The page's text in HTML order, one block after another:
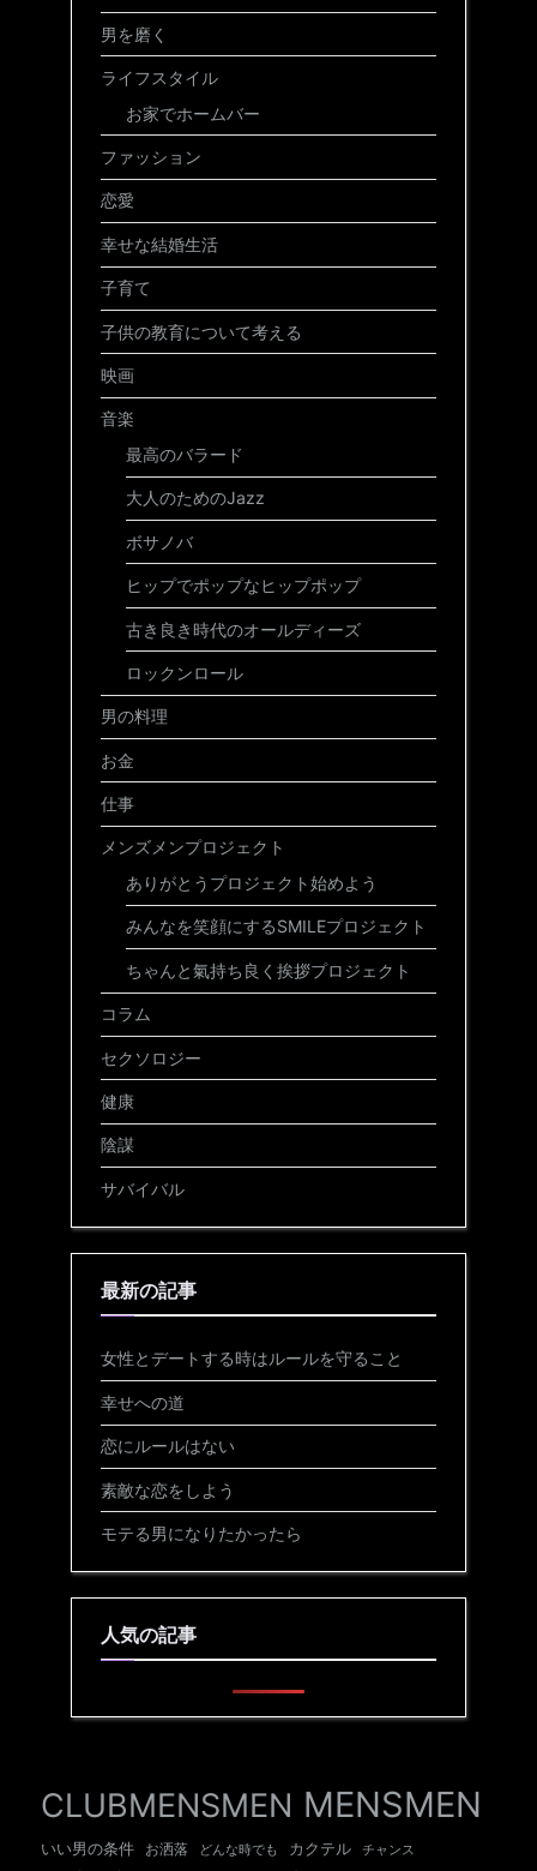
男を磨く
ライフスタイル
お家でホームバー
ファッション
恋愛
幸せな結婚生活
子育て
子供の教育について考える
映画
音楽
最高のバラード
大人のためのJazz
ボサノバ
ヒップでポップなヒップポップ
古き良き時代のオールディーズ
ロックンロール
男の料理
お金
仕事
メンズメンプロジェクト
ありがとうプロジェクト始めよう
みんなを笑顔にするSMILEプロジェクト
ちゃんと氣持ち良く挨拶プロジェクト
コラム
セクソロジー
健康
陰謀
サバイバル
最新の記事
女性とデートする時はルールを守ること
幸せへの道
恋にルールはない
素敵な恋をしよう
モテる男になりたかったら
人気の記事
CLUBMENSMEN MENSMEN
いい男の条件 お洒落 どんな時でも カクテル チャンス